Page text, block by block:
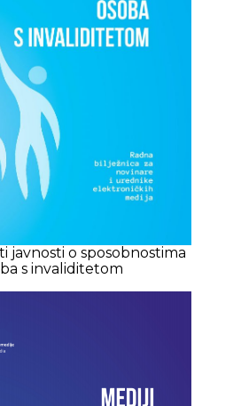
javnosti o sposobnostima
s invaliditetom